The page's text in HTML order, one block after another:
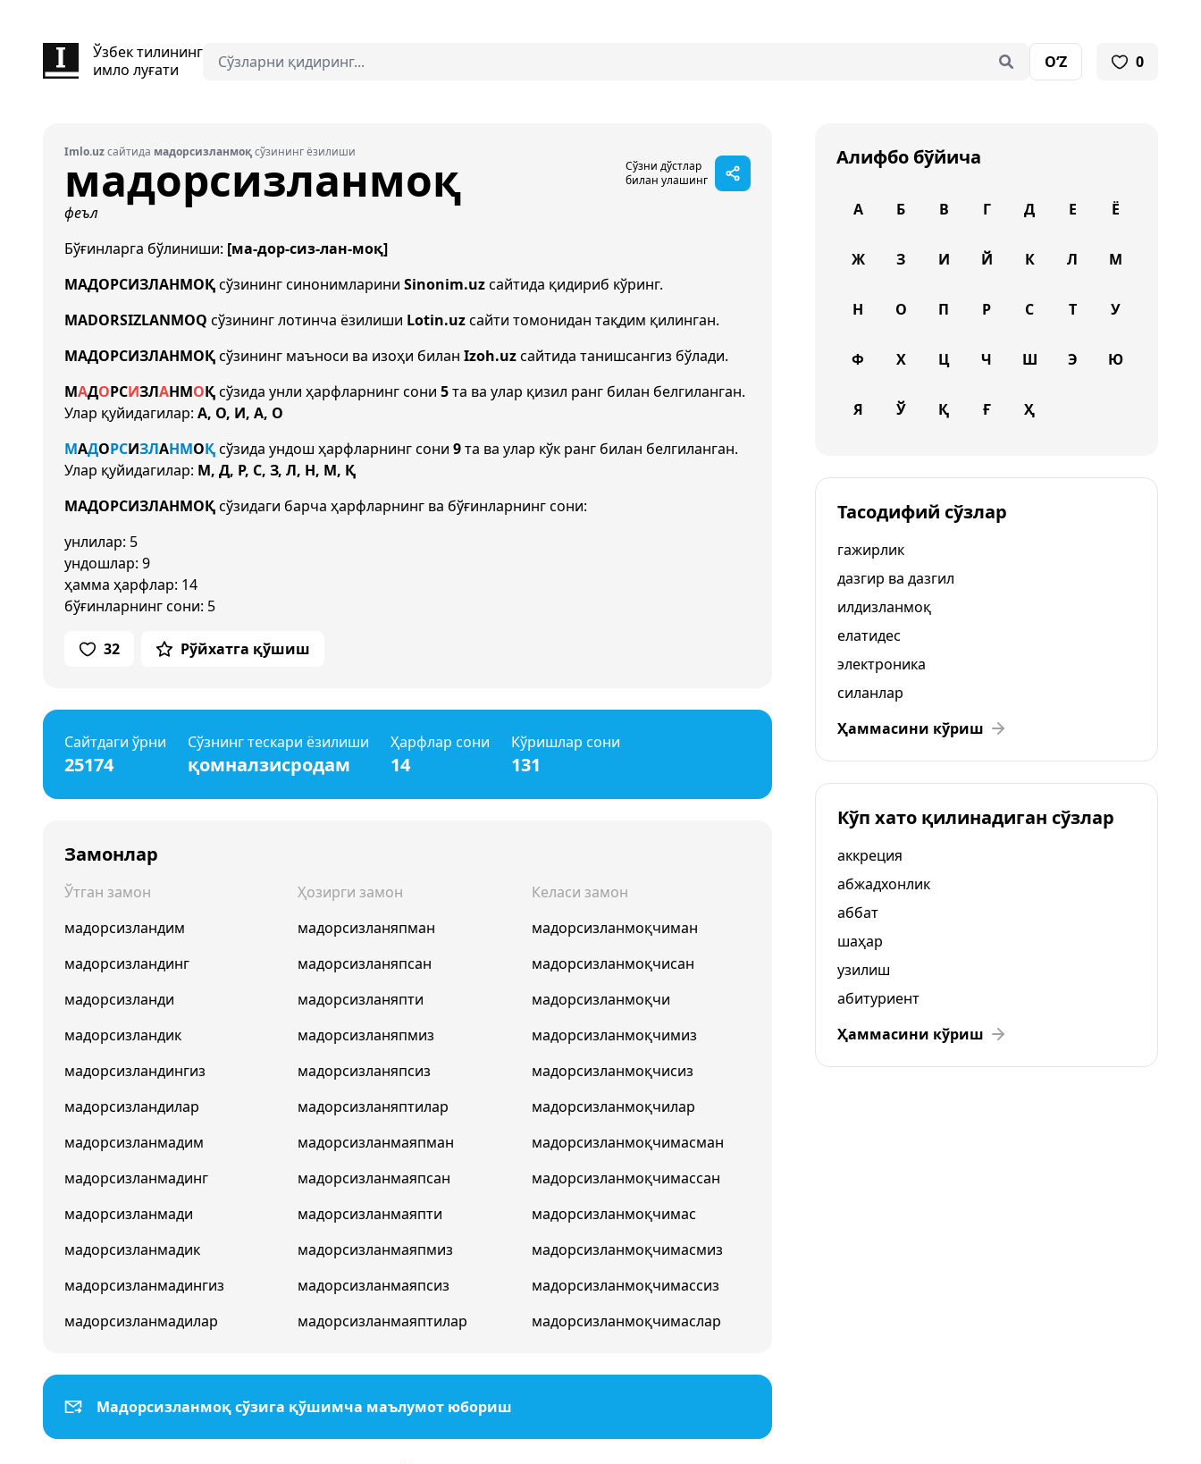
Ўзбек тилининг
имло луғати
O‘Z 0
Imlo.uzсайтида мадорсизланмоқсўзининг ёзилиши
мадорсизланмоқ
Сўзни дўстлар
билан улашинг
феъл
Бўғинларга бўлиниши: [ма-дор-сиз-лан-моқ]
МАДОРСИЗЛАНМОҚсўзининг синонимларини Sinonim.uzсайтида қидириб кўринг.
MADORSIZLANMOQ сўзининг лотинча ёзилиши Lotin.uzсайти томонидан тақдим қилинган.
МАДОРСИЗЛАНМОҚсўзининг маъноси ва изоҳи билан Izoh.uzсайтида танишсангиз бўлади.
МАДОРСИЗЛАНМОҚсўзида унли ҳарфларнинг сони 5та ва улар қизил ранг билан белгиланган.
Улар қуйидагилар: А, О, И, А, О
МАДОРСИЗЛАНМОҚсўзида ундош ҳарфларнинг сони 9та ва улар кўк ранг билан белгиланган.
Улар қуйидагилар: М, Д, Р, С, З, Л, Н, М, Қ
МАДОРСИЗЛАНМОҚсўзидаги барча ҳарфларнинг ва бўғинларнинг сони:
унлилар: 5
ундошлар: 9
ҳамма ҳарфлар: 14
бўғинларнинг сони: 5
32 Рўйхатга қўшиш
Сайтдаги ўрни
25174
Сўзнинг тескари ёзилиши
қомналзисродам
Ҳарфлар сони
14
Кўришлар сони
131
Замонлар
Ўтган замон
мадорсизландим
мадорсизландинг
мадорсизланди
мадорсизландик
мадорсизландингиз
мадорсизландилар
мадорсизланмадим
мадорсизланмадинг
мадорсизланмади
мадорсизланмадик
мадорсизланмадингиз
мадорсизланмадилар
Ҳозирги замон
мадорсизланяпман
мадорсизланяпсан
мадорсизланяпти
мадорсизланяпмиз
мадорсизланяпсиз
мадорсизланяптилар
мадорсизланмаяпман
мадорсизланмаяпсан
мадорсизланмаяпти
мадорсизланмаяпмиз
мадорсизланмаяпсиз
мадорсизланмаяптилар
Келаси замон
мадорсизланмоқчиман
мадорсизланмоқчисан
мадорсизланмоқчи
мадорсизланмоқчимиз
мадорсизланмоқчисиз
мадорсизланмоқчилар
мадорсизланмоқчимасман
мадорсизланмоқчимассан
мадорсизланмоқчимас
мадорсизланмоқчимасмиз
мадорсизланмоқчимассиз
мадорсизланмоқчимаслар
Мадорсизланмоқ сўзига қўшимча маълумот юбориш
Алифбо бўйича
А Б В Г Д Е Ё
Ж З И Й К Л М
Н О П Р С Т У
Ф Х Ц Ч Ш Э Ю
Я Ў Қ Ғ Ҳ
Тасодифий сўзлар
гажирлик
дазгир ва дазгил
илдизланмоқ
елатидес
электроника
силанлар
Ҳаммасини кўриш
Кўп хато қилинадиган сўзлар
аккреция
абжадхонлик
аббат
шаҳар
узилиш
абитуриент
Ҳаммасини кўриш